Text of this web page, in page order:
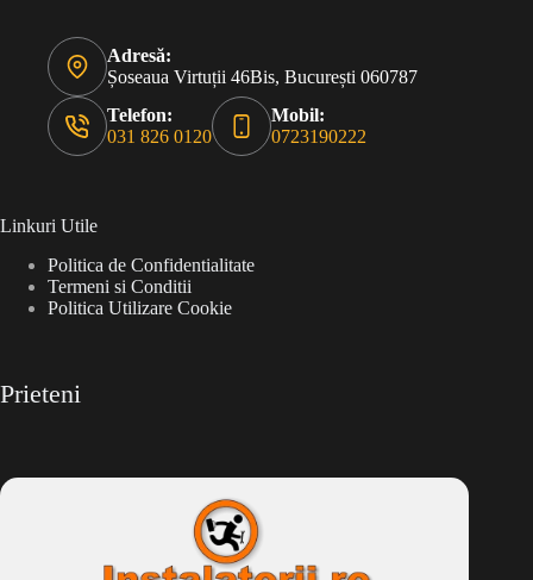
Adresă:
Șoseaua Virtuții 46Bis, București 060787
Telefon:
031 826 0120
Mobil:
0723190222
Linkuri Utile
Politica de Confidentialitate
Termeni si Conditii
Politica Utilizare Cookie
Prieteni